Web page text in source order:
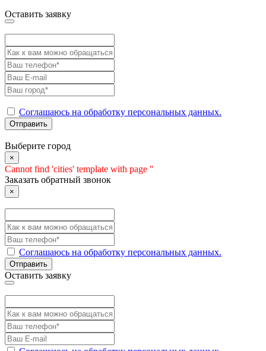
Оставить заявку
Соглашаюсь на обработку персональных данных.
Отправить
Выберите город
×
Cannot find 'cities' template with page ''
Заказать обратный звонок
×
Соглашаюсь на обработку персональных данных.
Отправить
Оставить заявку